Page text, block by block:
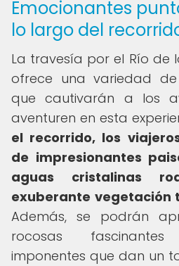
Emocionantes
lo largo del
La travesía por el Río de
ofrece una variedad
que cautivarán a los
aventuren en esta
el recorrido, los
de impresionantes
aguas cristalinas
exuberante vegetación
Además, se podrán
rocosas
imponentes que dan un